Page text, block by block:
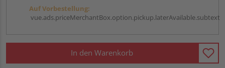
Auf Vorbestellung:
vue.ads.priceMerchantBox.option.pickup.laterAvailable.subtext
In den Warenkorb